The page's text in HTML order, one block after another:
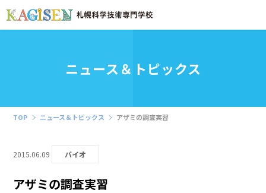
ニュース＆トピックス
TOP ニュース＆トピックス アザミの調査実習
2015.06.09 バイオ
アザミの調査実習